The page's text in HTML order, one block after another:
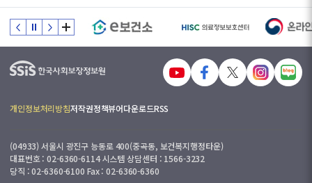
개인정보처리방침저작권정책뷰어다운로드RSS
(04933) 서울시 광진구 능동로 400(중곡동, 보건복지행정타운)
대표번호 : 02-6360-6114 시스템 상담센터 : 1566-3232
당직 : 02-6360-6100 Fax : 02-6360-6360